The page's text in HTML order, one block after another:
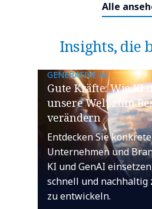
Alle
Insights, die
GENERATIVE AI
​​Gute Kräfte: Wie KI
unsere Welt zum
verändern​
Entdecken Sie
Unternehmen und
KI und GenAI
schnell und nachhaltig
zu entwickeln.